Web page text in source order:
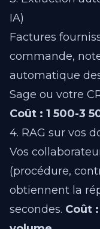
IA)
Factures
commande,
automatique
Sage ou votre
Coût : 1 500-3
4. RAG sur vos
Vos
(procédure,
obtiennent la
secondes. Coût